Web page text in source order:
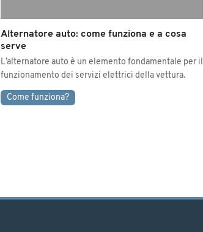
Alternatore auto: come funziona e a cosa
serve
L’alternatore auto è un elemento fondamentale per il
funzionamento dei servizi elettrici della vettura.
Come funziona?